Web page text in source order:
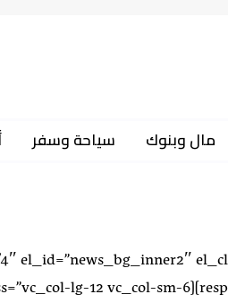
مال وبنوك سياحة وسفر
4″ el_id=”news_bg_inner2″
el_class=”vc_col-lg-12 vc_col-sm-6